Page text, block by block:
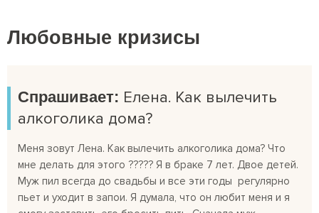
Любовные кризисы
Спрашивает: Елена. Как вылечить
алкоголика дома?
Меня зовут Лена. Как вылечить алкоголика дома? Что
мне делать для этого ????? Я в браке 7 лет. Двое детей.
Муж пил всегда до свадьбы и все эти годы регулярно
пьет и уходит в запои. Я думала, что он любит меня и я